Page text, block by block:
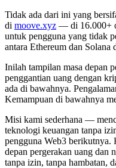
Tidak ada dari ini yang
di moove.xyz — di 16.000+
untuk pengguna yang tidak
antara Ethereum dan Solana
Inilah tampilan masa depan
penggantian uang dengan
ada di bawahnya.
Kemampuan di bawahnya
Misi kami sederhana —
teknologi keuangan tanpa
pengguna Web3 berikutnya.
depan pergerakan uang dan
tanpa izin, tanpa hambatan,